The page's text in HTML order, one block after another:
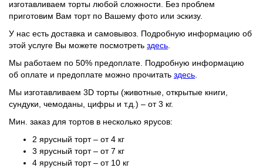
изготавливаем торты любой сложности. Без проблем
приготовим Вам торт по Вашему фото или эскизу.
У нас есть доставка и самовывоз . Подробную информацию об
этой услуге Вы можете посмотреть здесь
Мы работаем по 50% предоплате . Подробную информацию
об оплате и предоплате можно прочитать здесь
Мы изготавливаем 3D торты (животные, открытые книги,
сундуки, чемоданы, цифры и т.д.) – от 3 кг.
Мин. заказ для тортов в несколько ярусов:
2 ярусный торт – от 4 кг
3 ярусный торт – от 7 кг
4 ярусный торт – от 10 кг